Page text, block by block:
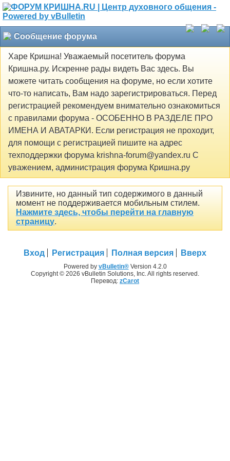
Сообщение форума
Харе Кришна! Уважаемый посетитель форума
Кришна.ру. Искренне рады видеть Вас здесь. Вы
можете читать сообщения на форуме, но если хотите
что-то написать, Вам надо зарегистрироваться. Перед
регистрацией рекомендуем внимательно ознакомиться
с правилами форума - ОСОБЕННО В РАЗДЕЛЕ ПРО
ИМЕНА И АВАТАРКИ. Если регистрация не проходит,
для помощи с регистрацией пишите на адрес
техподдержки форума krishna-forum@yandex.ru С
уважением, администрация форума Кришна.ру
Извините, но данный тип содержимого в данный
момент не поддерживается мобильным стилем.
Нажмите здесь, чтобы перейти на главную
страницу.
Вход Регистрация Полная версия Вверх
Powered by vBulletin®Version 4.2.0
Copyright © 2026 vBulletin Solutions, Inc. All rights reserved.
Перевод: zCarot